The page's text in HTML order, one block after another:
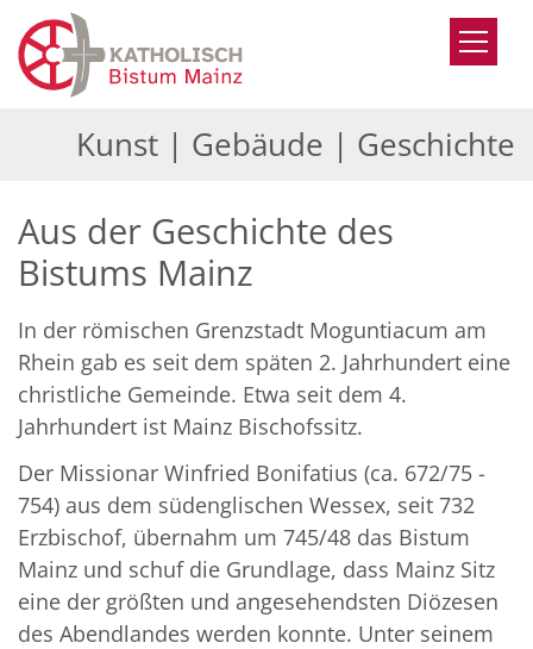
Zum Inhalt springen
Kunst | Gebäude | Geschichte
Aus der Geschichte des
Bistums Mainz
In der römischen Grenzstadt Moguntiacum am
Rhein gab es seit dem späten 2. Jahrhundert eine
christliche Gemeinde. Etwa seit dem 4.
Jahrhundert ist Mainz Bischofssitz.
Der Missionar Winfried Bonifatius (ca. 672/75 -
754) aus dem südenglischen Wessex, seit 732
Erzbischof, übernahm um 745/48 das Bistum
Mainz und schuf die Grundlage, dass Mainz Sitz
eine der größten und angesehendsten Diözesen
des Abendlandes werden konnte. Unter seinem